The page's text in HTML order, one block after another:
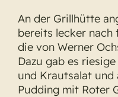
An der Grillhütte
bereits lecker
die von Werner
Dazu gab es
und Krautsalat und
Pudding mit Roter